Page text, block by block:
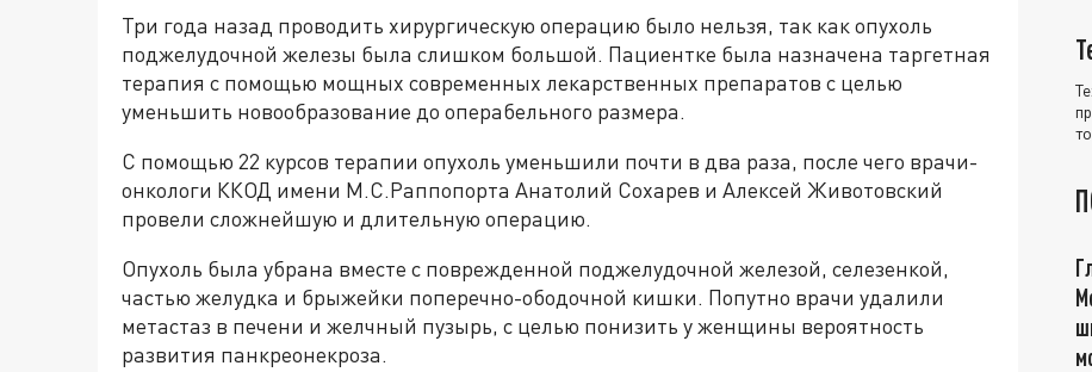
Три года назад проводить хирургическую операцию было нельзя, так как опухоль
поджелудочной железы была слишком большой. Пациентке была назначена таргетная
терапия с помощью мощных современных лекарственных препаратов с целью
уменьшить новообразование до операбельного размера.
С помощью 22 курсов терапии опухоль уменьшили почти в два раза, после чего врачи-
онкологи ККОД имени М.С.Раппопорта Анатолий Сохарев и Алексей Животовский
провели сложнейшую и длительную операцию.
Опухоль была убрана вместе с поврежденной поджелудочной железой, селезенкой,
частью желудка и брыжейки поперечно-ободочной кишки. Попутно врачи удалили
метастаз в печени и желчный пузырь, с целью понизить у женщины вероятность
развития панкреонекроза.